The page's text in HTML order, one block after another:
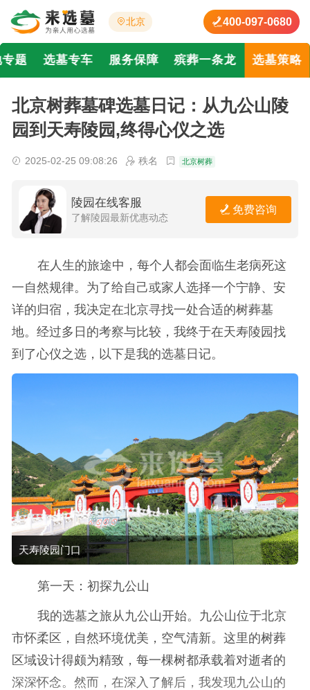
北京 400-097-0680
题 选墓专车 服务保障 殡葬一条龙 选墓策略
北京树葬墓碑选墓日记：从九公山陵
园到天寿陵园,终得心仪之选
2025-02-25 09:08:26 秩名 北京树葬
陵园在线客服
了解陵园最新优惠动态
免费咨询
在人生的旅途中，每个人都会面临生老病死这
一自然规律。为了给自己或家人选择一个宁静、安
详的归宿，我决定在北京寻找一处合适的树葬墓
地。经过多日的考察与比较，我终于在天寿陵园找
到了心仪之选，以下是我的选墓日记。
天寿陵园门口
第一天：初探九公山
我的选墓之旅从九公山开始。九公山位于北京
市怀柔区，自然环境优美，空气清新。这里的树葬
区域设计得颇为精致，每一棵树都承载着对逝者的
深深怀念。然而，在深入了解后，我发现九公山的